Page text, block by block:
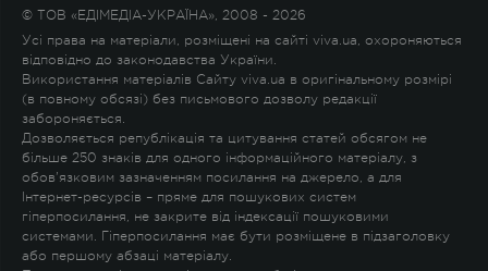
© ТОВ «ЕДІМЕДІА-УКРАЇНА», 2008 - 2026
Усі права на матеріали, розміщені на сайті viva.ua, охороняються
відповідно до законодавства України.
Використання матеріалів Сайту viva.ua в оригінальному розмірі
(в повному обсязі) без письмового дозволу редакції
забороняється.
Дозволяється републікація та цитування статей обсягом не
більше 250 знаків для одного інформаційного матеріалу, з
обов'язковим зазначенням посилання на джерело, а для
Інтернет-ресурсів – пряме для пошукових систем
гіперпосилання, не закрите від індексації пошуковими
системами. Гіперпосилання має бути розміщене в підзаголовку
або першому абзаці матеріалу.